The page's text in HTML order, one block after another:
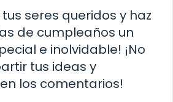
seres queridos y haz
de cumpleaños un
e inolvidable! ¡No
tus ideas y
los comentarios!